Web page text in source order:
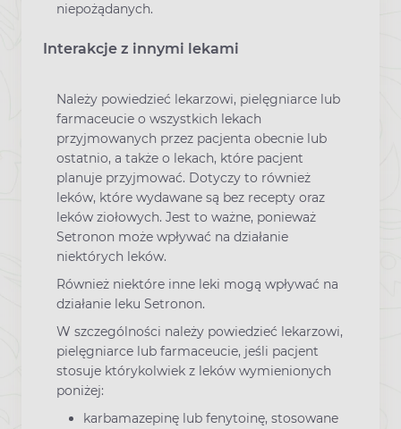
niepożądanych.
Interakcje z innymi lekami
Należy powiedzieć lekarzowi, pielęgniarce lub
farmaceucie o wszystkich lekach
przyjmowanych przez pacjenta obecnie lub
ostatnio, a także o lekach, które pacjent
planuje przyjmować. Dotyczy to również
leków, które wydawane są bez recepty oraz
leków ziołowych. Jest to ważne, ponieważ
Setronon może wpływać na działanie
niektórych leków.
Również niektóre inne leki mogą wpływać na
działanie leku Setronon.
W szczególności należy powiedzieć lekarzowi,
pielęgniarce lub farmaceucie, jeśli pacjent
stosuje którykolwiek z leków wymienionych
poniżej:
karbamazepinę lub fenytoinę, stosowane